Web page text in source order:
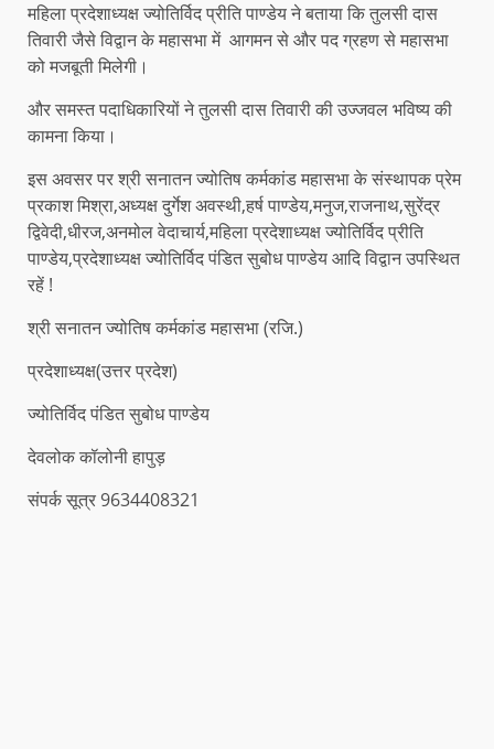
महिला प्रदेशाध्यक्ष ज्योतिर्विद प्रीति पाण्डेय ने बताया कि तुलसी दास
तिवारी जैसे विद्वान के महासभा में आगमन से और पद ग्रहण से महासभा
को मजबूती मिलेगी।
और समस्त पदाधिकारियों ने तुलसी दास तिवारी की उज्जवल भविष्य की
कामना किया।
इस अवसर पर श्री सनातन ज्योतिष कर्मकांड महासभा के संस्थापक प्रेम
प्रकाश मिश्रा,अध्यक्ष दुर्गेश अवस्थी,हर्ष पाण्डेय,मनुज,राजनाथ,सुरेंद्र
द्विवेदी,धीरज,अनमोल वेदाचार्य,महिला प्रदेशाध्यक्ष ज्योतिर्विद प्रीति
पाण्डेय,प्रदेशाध्यक्ष ज्योतिर्विद पंडित सुबोध पाण्डेय आदि विद्वान उपस्थित
रहें !
श्री सनातन ज्योतिष कर्मकांड महासभा (रजि.)
प्रदेशाध्यक्ष(उत्तर प्रदेश)
ज्योतिर्विद पंडित सुबोध पाण्डेय
देवलोक कॉलोनी हापुड़
संपर्क सूत्र 9634408321